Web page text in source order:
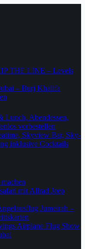
THE LINE – Levels
– Burj Khalifa
Abendessen,
vorbestellen
Skyview Bar, Sky-
inklusive Cocktails
mit Allrad Jeep
Jumeirah –
Airplane Flug Show